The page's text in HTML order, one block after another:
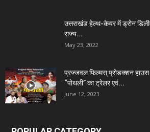
उत्तराखंड हेल्थ-केयर में ड्रोन
राज्य...
May 23, 2022
प्रज्जवल फिल्मस् प्रोडक्शन हाउस
“पोथली” का ट्रेलर एवं...
June 12, 2023